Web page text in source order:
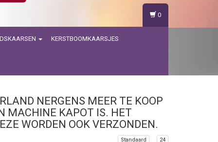
KERSTBOOMKAARSJES
0
NERGENS MEER TE KOOP
MACHINE KAPOT IS. HET
WORDEN OOK VERZONDEN.
Standaard 24